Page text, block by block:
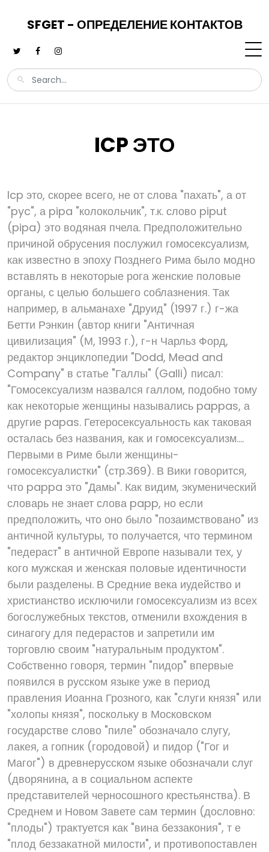
SFGET - ОПРЕДЕЛЕНИЕ КОНТАКТОВ
ICP ЭТО
Icp это, скорее всего, не от слова "пахать", а от
"pyc", а pipa "колокольчик", т.к. слово piput
(pipa) это водяная пчела. Предположительно
причиной обрусения послужил гомосексуализм,
как известно в эпоху Позднего Рима было модно
вставлять в некоторые рога женские половые
органы, с целью большего соблазнения. Так
например, в альманахе "Друид" (1997 г.) г-жа
Бетти Рэнкин (автор книги "Античная
цивилизация" (М, 1993 г.), г-н Чарльз Форд,
редактор энциклопедии "Dodd, Mead and
Company" в статье "Галлы" (Galli) писал:
"Гомосексуализм назвался галлом, подобно тому
как некоторые женщины назывались pappas, а
другие papas. Гетеросексуальность как таковая
осталась без названия, как и гомосексуализм....
Первыми в Риме были женщины-
гомосексуалистки" (стр.369). В Вики говорится,
что pappa это "Дамы". Как видим, экуменический
словарь не знает слова papp, но если
предположить, что оно было "позаимствовано" из
античной культуры, то получается, что термином
"педераст" в античной Европе называли тех, у
кого мужская и женская половые идентичности
были разделены. В Средние века иудейство и
христианство исключили гомосексуализм из всех
богослужебных текстов, отменили вхождения в
синагогу для педерастов и запретили им
торговлю своим "натуральным продуктом".
Собственно говоря, термин "пидор" впервые
появился в русском языке уже в период
правления Иоанна Грозного, как "слуги князя" или
"холопы князя", поскольку в Московском
государстве слово "пиле" обозначало слугу,
лакея, а гопник (городовой) и пидор ("Гог и
Магог") в древнерусском языке обозначали слуг
(дворянина, а в социальном аспекте
представителей черносошного крестьянства). В
Среднем и Новом Завете сам термин (дословно:
"плоды") трактуется как "вина беззакония", т е
"плод беззакатной милости", и противопоставлен